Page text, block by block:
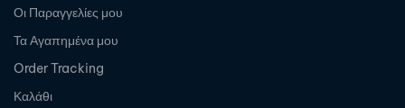
Οι Παραγγελίες μου
Τα Αγαπημένα μου
Order Tracking
Καλάθι